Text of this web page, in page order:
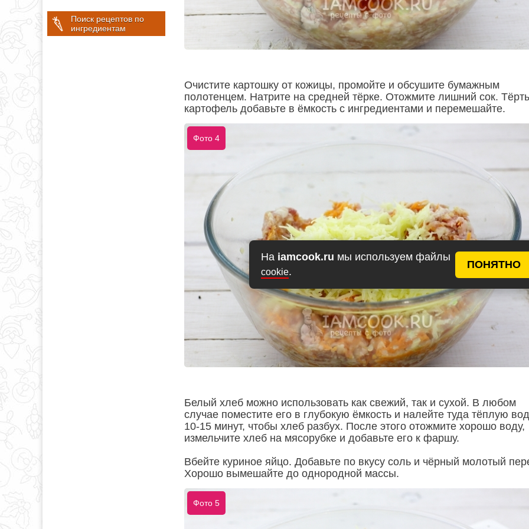
На iamcook.ru мы используем файлы
cookie.
ПОНЯТНО
Поиск рецептов по
ингредиентам
Очистите картошку от кожицы, промойте и обсушите бумажным
полотенцем. Натрите на средней тёрке. Отожмите лишний сок.
картофель добавьте в ёмкость с ингредиентами и перемешайте.
Фото 4
Белый хлеб можно использовать как свежий, так и сухой. В любом
случае поместите его в глубокую ёмкость и налейте туда тёплую
10-15 минут, чтобы хлеб разбух. После этого отожмите хорошо воду,
измельчите хлеб на мясорубке и добавьте его к фаршу.
Вбейте куриное яйцо. Добавьте по вкусу соль и чёрный молотый
Хорошо вымешайте до однородной массы.
Фото 5